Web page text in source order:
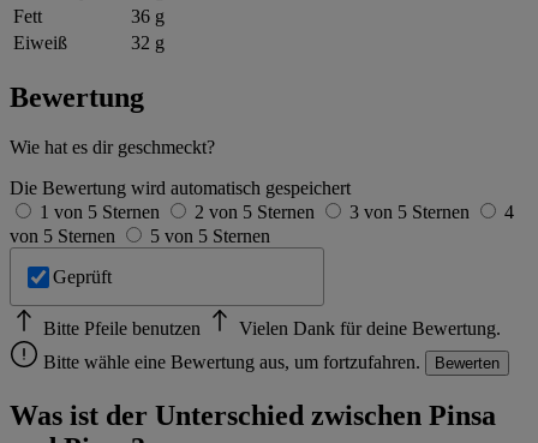
Fett
36 g
Eiweiß
32 g
Bewertung
Wie hat es dir geschmeckt?
Die Bewertung wird automatisch gespeichert
1 von 5 Sternen
2 von 5 Sternen 3 von 5 Sternen
4
von 5 Sternen
5 von 5 Sternen
Geprüft
Bitte Pfeile benutzen
Vielen Dank für deine Bewertung.
Bitte wähle eine Bewertung aus, um fortzufahren.
Bewerten
Was ist der Unterschied zwischen Pinsa